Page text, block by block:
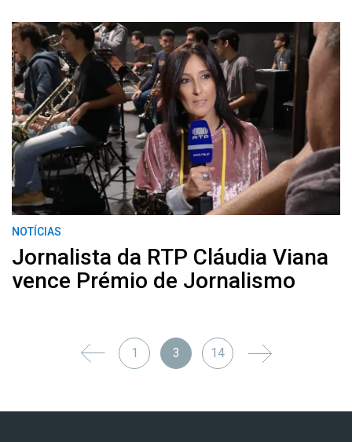
NOTÍCIAS
Jornalista da RTP Cláudia Viana
vence Prémio de Jornalismo
1 3 14